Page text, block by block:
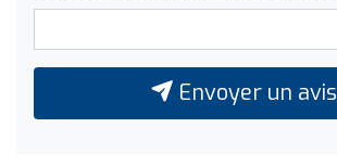
Envoyer un avis